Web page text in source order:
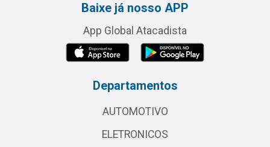
Baixe já nosso APP
App Global Atacadista
Departamentos
AUTOMOTIVO
ELETRONICOS